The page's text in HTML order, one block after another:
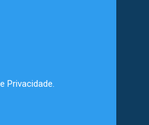
Privacidade.